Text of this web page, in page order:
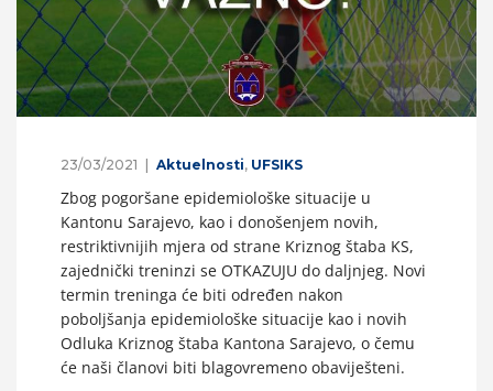
23/03/2021 Aktuelnosti, UFSIKS
Zbog pogoršane epidemiološke situacije u
Kantonu Sarajevo, kao i donošenjem novih,
restriktivnijih mjera od strane Kriznog štaba KS,
zajednički treninzi se OTKAZUJU do daljnjeg. Novi
termin treninga će biti određen nakon
poboljšanja epidemiološke situacije kao i novih
Odluka Kriznog štaba Kantona Sarajevo, o čemu
će naši članovi biti blagovremeno obaviješteni.